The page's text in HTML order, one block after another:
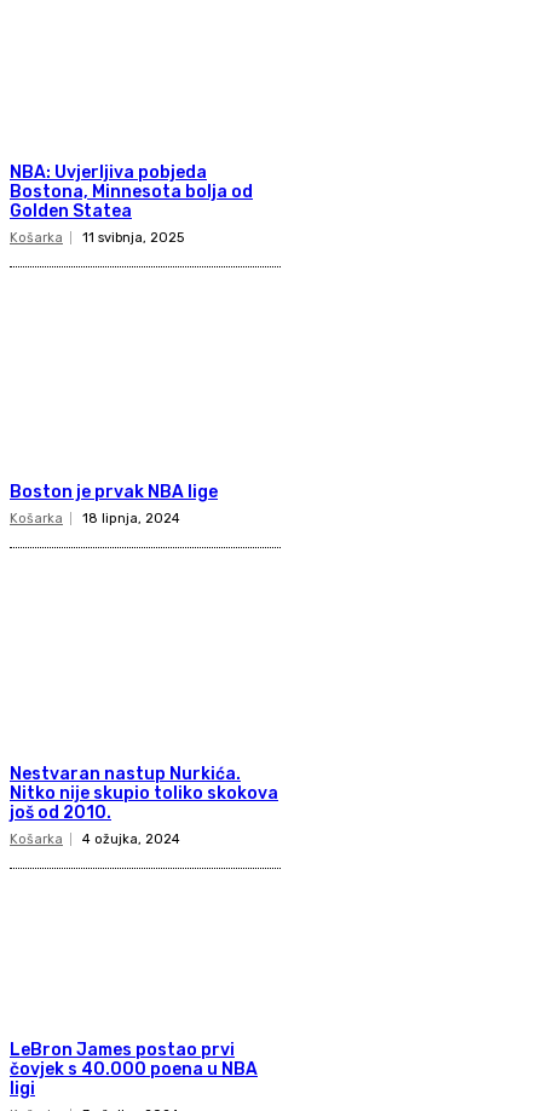
NBA: Uvjerljiva pobjeda
Bostona, Minnesota bolja od
Golden Statea
Košarka 11 svibnja, 2025
Boston je prvak NBA lige
Košarka 18 lipnja, 2024
Nestvaran nastup Nurkića.
Nitko nije skupio toliko skokova
još od 2010.
Košarka 4 ožujka, 2024
LeBron James postao prvi
čovjek s 40.000 poena u NBA
ligi